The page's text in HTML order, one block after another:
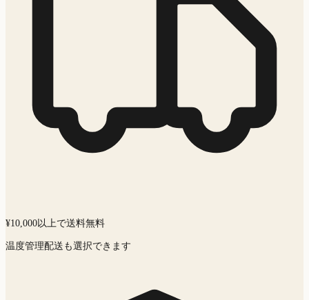
¥10,000以上で送料無料
温度管理配送も選択できます